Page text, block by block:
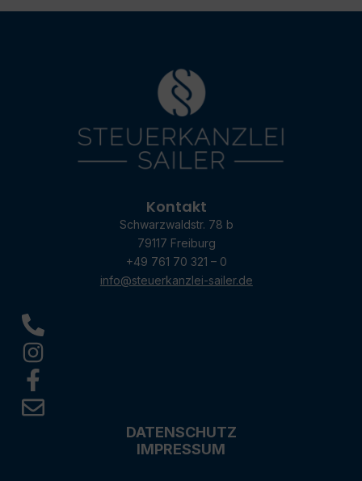
Kontakt
Schwarzwaldstr. 78 b
79117 Freiburg
+49 761 70 321 – 0
info@steuerkanzlei-sailer.de
DATENSCHUTZ
IMPRESSUM